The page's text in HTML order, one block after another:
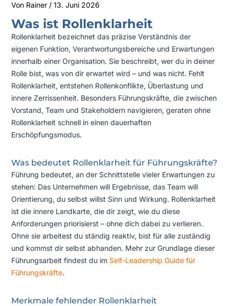
Von Rainer / 13. Juni 2026
Was ist Rollenklarheit
Rollenklarheit bezeichnet das präzise Verständnis der
eigenen Funktion, Verantwortungsbereiche und Erwartungen
innerhalb einer Organisation. Sie beschreibt, wer du in deiner
Rolle bist, was von dir erwartet wird – und was nicht. Fehlt
Rollenklarheit, entstehen Rollenkonflikte, Überlastung und
innere Zerrissenheit. Besonders Führungskräfte, die zwischen
Vorstand, Team und Stakeholdern navigieren, geraten ohne
Rollenklarheit schnell in einen dauerhaften
Erschöpfungsmodus.
Was bedeutet Rollenklarheit für Führungskräfte?
Führung bedeutet, an der Schnittstelle vieler Erwartungen zu
stehen: Das Unternehmen will Ergebnisse, das Team will
Orientierung, du selbst willst Sinn und Wirkung. Rollenklarheit
ist die innere Landkarte, die dir zeigt, wie du diese
Anforderungen priorisierst – ohne dich dabei zu verlieren.
Ohne sie arbeitest du ständig reaktiv, bist für alle zuständig
und kommst dir selbst abhanden. Mehr zur Grundlage dieser
Führungsarbeit findest du im Self-Leadership Guide für
Führungskräfte.
Merkmale fehlender Rollenklarheit